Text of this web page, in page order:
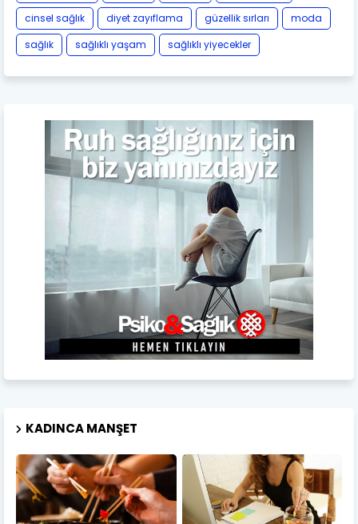
cinsel sağlık
diyet zayıflama güzellik sırları
moda
sağlık
sağlıklı yaşam sağlıklı yiyecekler
KADINCA MANŞET